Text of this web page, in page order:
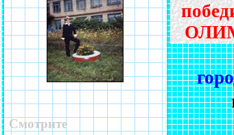
Смотрите